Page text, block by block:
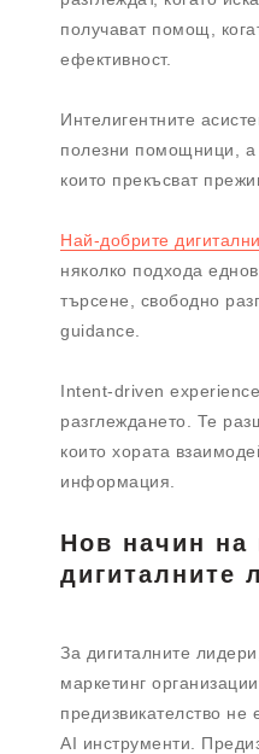
получават помощ,
ефективност.
Интелигентните
полезни помощници, а
които прекъсват
Най-добрите
няколко подхода
търсене, свободно
guidance.
Intent-driven
разглеждането. Те
които хората
информация.
Нов начин на
дигиталните
За дигиталните
маркетинг
предизвикателство не
AI инструменти.